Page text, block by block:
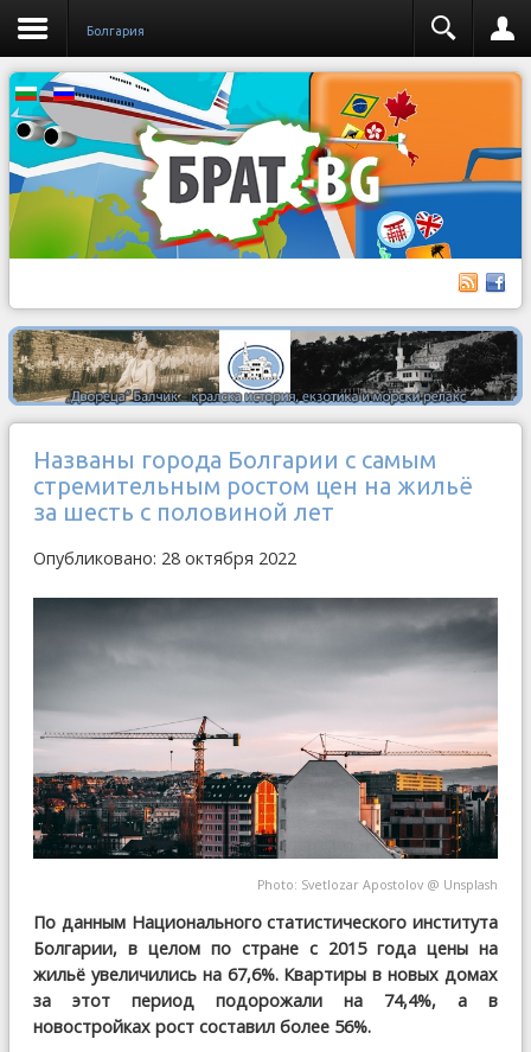
Бoлгария
Названы города Болгарии с самым
стремительным ростом цен на жильё
за шесть с половиной лет
Опубликовано: 28 октября 2022
Photo: Svetlozar Apostolov @ Unsplash
По данным Национального статистического института
Болгарии, в целом по стране с 2015 года цены на
жильё увеличились на 67,6%. Квартиры в новых домах
за этот период подорожали на 74,4%, а в
новостройках рост составил более 56%.